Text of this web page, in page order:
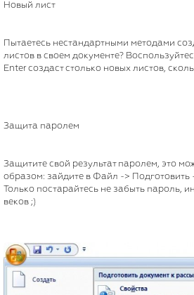
Новый лист
Пытаетесь нестандартными методами
листов в своем документе?
Enter создаст столько новых листов,
Защита паролем
Защитите свой результат паролем, это
образом: зайдите в Файл -> Подготовить
Только постарайтесь не забыть пароль,
веков ;)